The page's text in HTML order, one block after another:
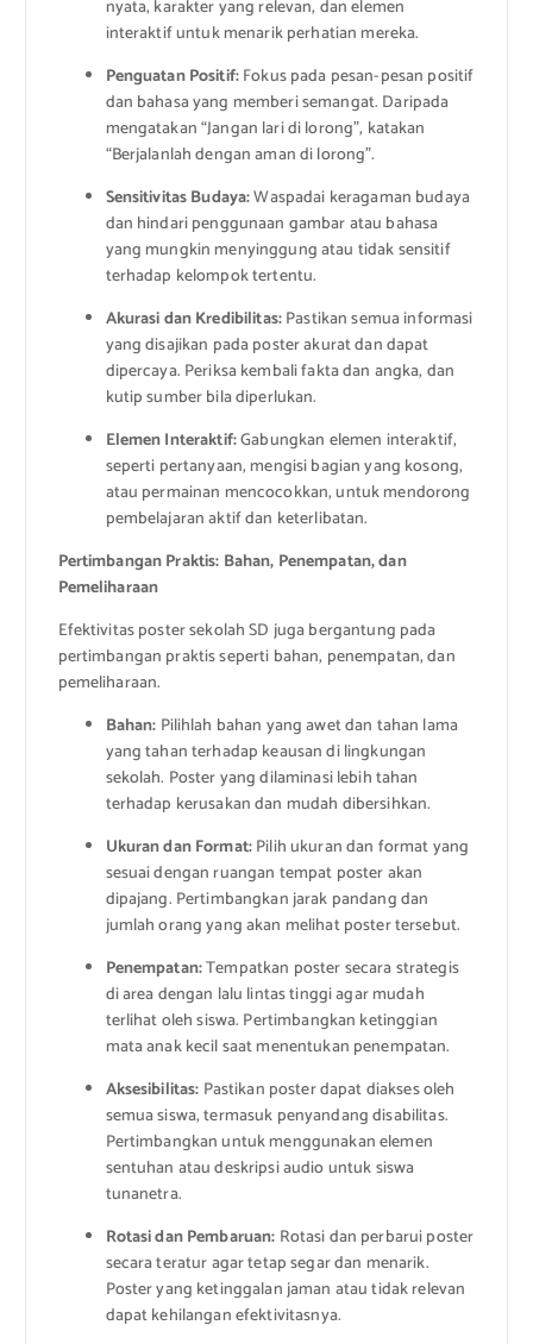
nyata, karakter yang relevan, dan elemen
interaktif untuk menarik perhatian mereka.
Penguatan Positif:Fokus pada pesan-pesan positif
dan bahasa yang memberi semangat. Daripada
mengatakan “Jangan lari di lorong”, katakan
“Berjalanlah dengan aman di lorong”.
Sensitivitas Budaya:Waspadai keragaman budaya
dan hindari penggunaan gambar atau bahasa
yang mungkin menyinggung atau tidak sensitif
terhadap kelompok tertentu.
Akurasi dan Kredibilitas:Pastikan semua informasi
yang disajikan pada poster akurat dan dapat
dipercaya. Periksa kembali fakta dan angka, dan
kutip sumber bila diperlukan.
Elemen Interaktif:Gabungkan elemen interaktif,
seperti pertanyaan, mengisi bagian yang kosong,
atau permainan mencocokkan, untuk mendorong
pembelajaran aktif dan keterlibatan.
Pertimbangan Praktis: Bahan, Penempatan, dan
Pemeliharaan
Efektivitas poster sekolah SD juga bergantung pada
pertimbangan praktis seperti bahan, penempatan, dan
pemeliharaan.
Bahan: Pilihlah bahan yang awet dan tahan lama
yang tahan terhadap keausan di lingkungan
sekolah. Poster yang dilaminasi lebih tahan
terhadap kerusakan dan mudah dibersihkan.
Ukuran dan Format:Pilih ukuran dan format yang
sesuai dengan ruangan tempat poster akan
dipajang. Pertimbangkan jarak pandang dan
jumlah orang yang akan melihat poster tersebut.
Penempatan:Tempatkan poster secara strategis
di area dengan lalu lintas tinggi agar mudah
terlihat oleh siswa. Pertimbangkan ketinggian
mata anak kecil saat menentukan penempatan.
Aksesibilitas: Pastikan poster dapat diakses oleh
semua siswa, termasuk penyandang disabilitas.
Pertimbangkan untuk menggunakan elemen
sentuhan atau deskripsi audio untuk siswa
tunanetra.
Rotasi dan Pembaruan: Rotasi dan perbarui poster
secara teratur agar tetap segar dan menarik.
Poster yang ketinggalan jaman atau tidak relevan
dapat kehilangan efektivitasnya.